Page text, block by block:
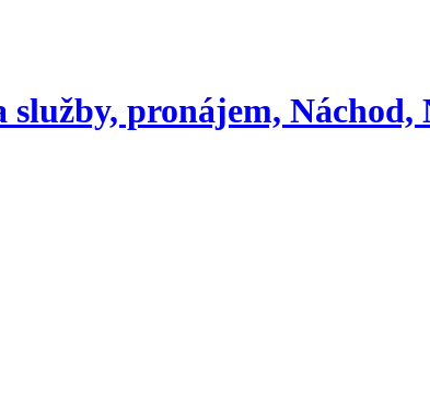
pronájem,